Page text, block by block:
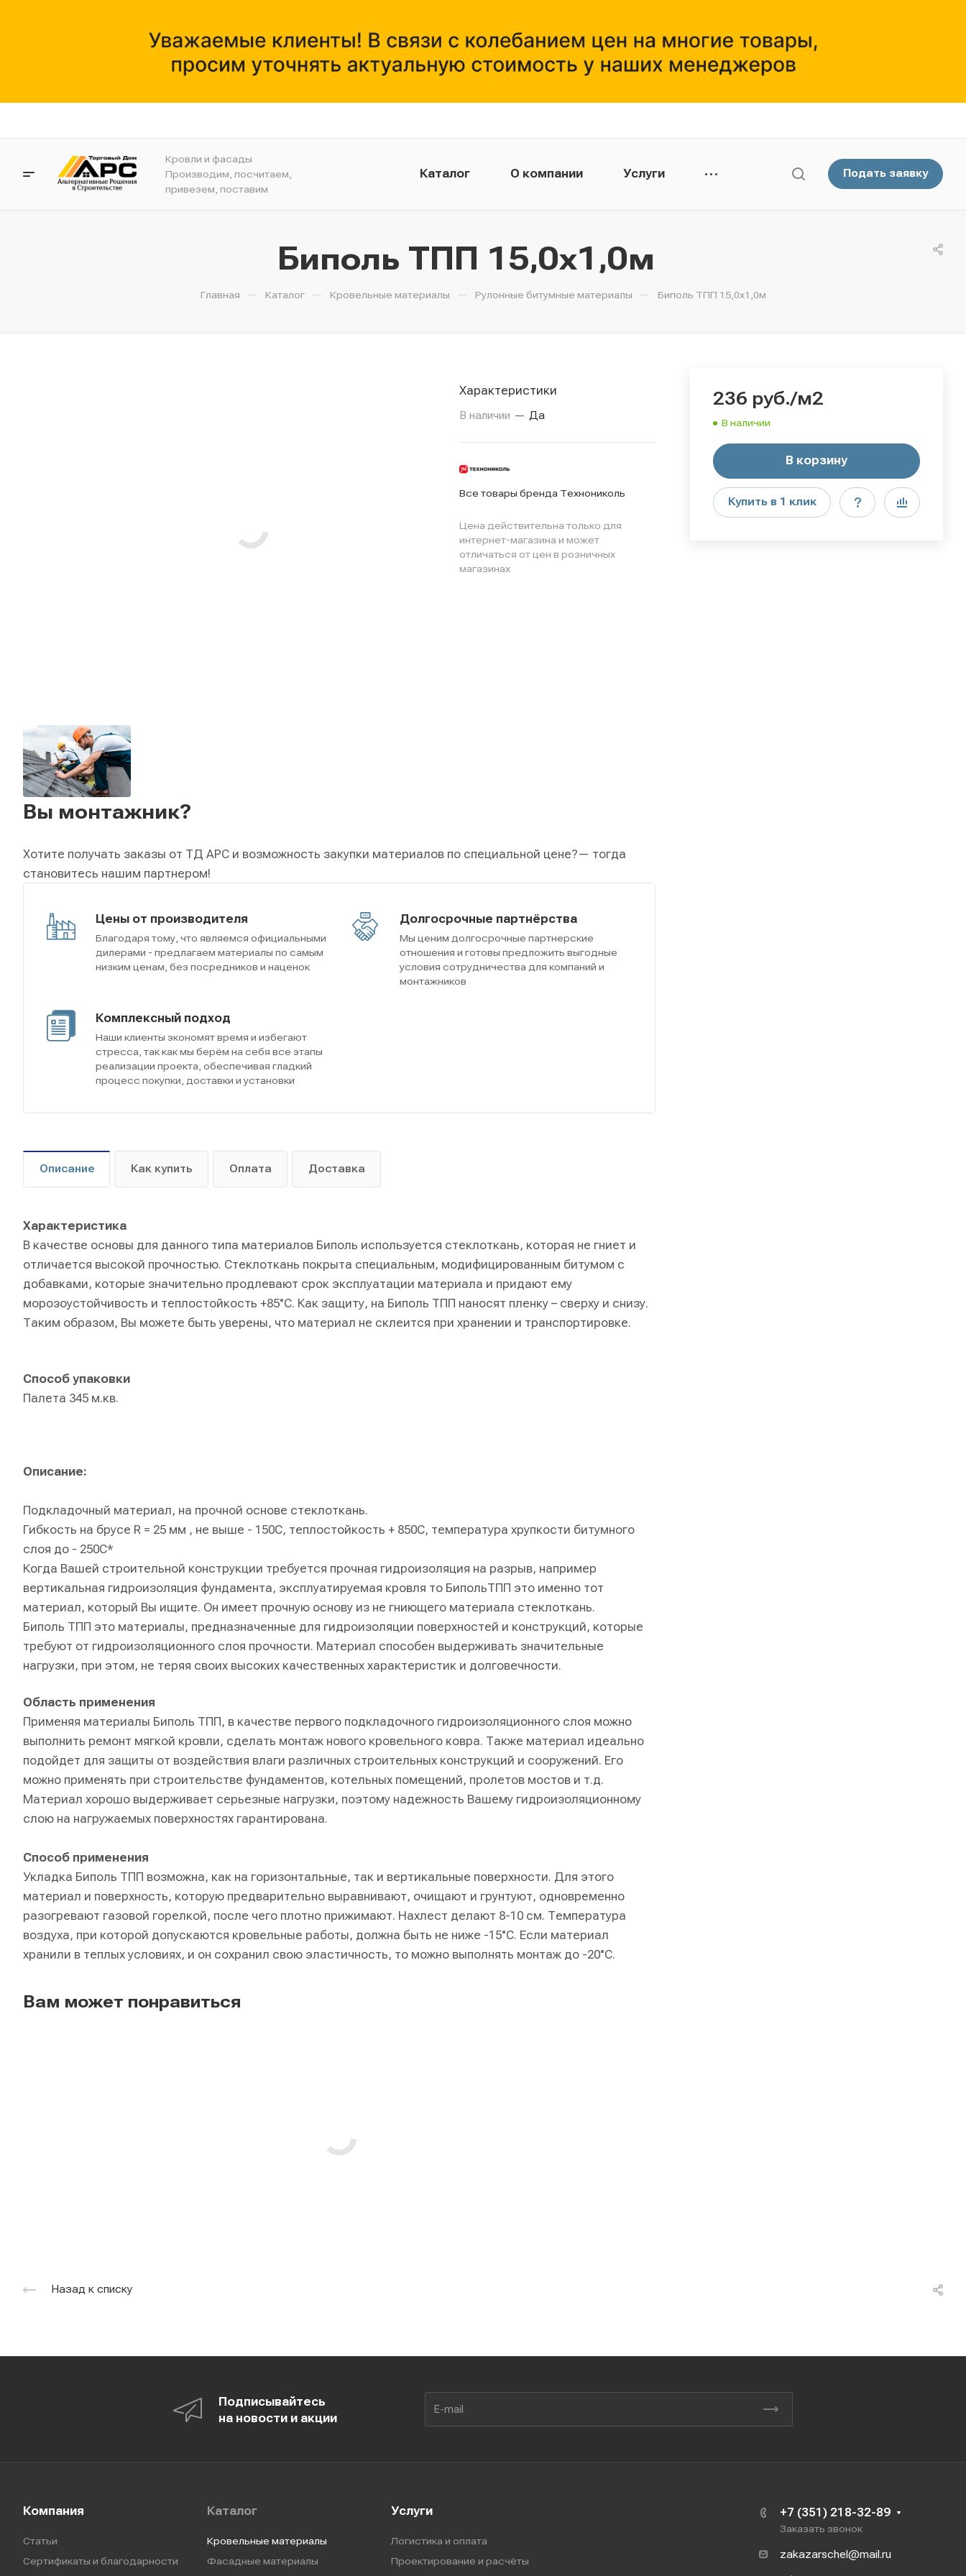
Кровли и фасады
Производим, посчитаем,
привезем, поставим
Каталог О компании Услуги Подать заявку
Биполь ТПП 15,0х1,0м
Главная — Каталог — Кровельные материалы — Рулонные битумные материалы — Биполь ТПП 15,0х1,0м
236 руб./м2
В наличии
В корзину
Купить в 1 клик
Характеристики
В наличии — Да
Все товары бренда Технониколь
Цена действительна только для
интернет-магазина и может
отличаться от цен в розничных
магазинах
Вы монтажник?
Хотите получать заказы от ТД АРС и возможность закупки материалов по специальной цене?— тогда
становитесь нашим партнером!
Цены от производителя
Благодаря тому, что являемся официальными
дилерами - предлагаем материалы по самым
низким ценам, без посредников и наценок
Долгосрочные партнёрства
Мы ценим долгосрочные партнерские
отношения и готовы предложить выгодные
условия сотрудничества для компаний и
монтажников
Комплексный подход
Наши клиенты экономят время и избегают
стресса, так как мы берём на себя все этапы
реализации проекта, обеспечивая гладкий
процесс покупки, доставки и установки
Описание Как купить Оплата Доставка
Характеристика
В качестве основы для данного типа материалов Биполь используется стеклоткань, которая не гниет и
отличается высокой прочностью. Стеклоткань покрыта специальным, модифицированным битумом с
добавками, которые значительно продлевают срок эксплуатации материала и придают ему
морозоустойчивость и теплостойкость +85°C. Как защиту, на Биполь ТПП наносят пленку – сверху и снизу.
Таким образом, Вы можете быть уверены, что материал не склеится при хранении и транспортировке.
Способ упаковки
Палета 345 м.кв.
Описание:
Подкладочный материал, на прочной основе стеклоткань.
Гибкость на брусе R = 25 мм , не выше - 150C, теплостойкость + 850C, температура хрупкости битумного
слоя до - 250C*
Когда Вашей строительной конструкции требуется прочная гидроизоляция на разрыв, например
вертикальная гидроизоляция фундамента, эксплуатируемая кровля то БипольТПП это именно тот
материал, который Вы ищите. Он имеет прочную основу из не гниющего материала стеклоткань.
Биполь ТПП это материалы, предназначенные для гидроизоляции поверхностей и конструкций, которые
требуют от гидроизоляционного слоя прочности. Материал способен выдерживать значительные
нагрузки, при этом, не теряя своих высоких качественных характеристик и долговечности.
Область применения
Применяя материалы Биполь ТПП, в качестве первого подкладочного гидроизоляционного слоя можно
выполнить ремонт мягкой кровли, сделать монтаж нового кровельного ковра. Также материал идеально
подойдет для защиты от воздействия влаги различных строительных конструкций и сооружений. Его
можно применять при строительстве фундаментов, котельных помещений, пролетов мостов и т.д.
Материал хорошо выдерживает серьезные нагрузки, поэтому надежность Вашему гидроизоляционному
слою на нагружаемых поверхностях гарантирована.
Способ применения
Укладка Биполь ТПП возможна, как на горизонтальные, так и вертикальные поверхности. Для этого
материал и поверхность, которую предварительно выравнивают, очищают и грунтуют, одновременно
разогревают газовой горелкой, после чего плотно прижимают. Нахлест делают 8-10 см. Температура
воздуха, при которой допускаются кровельные работы, должна быть не ниже -15°C. Если материал
хранили в теплых условиях, и он сохранил свою эластичность, то можно выполнять монтаж до -20°C.
Вам может понравиться
Назад к списку
Подписывайтесь
на новости и акции
Компания
Статьи
Сертификаты и благодарности
Каталог
Кровельные материалы
Фасадные материалы
Услуги
Логистика и оплата
Проектирование и расчёты
+7 (351) 218-32-89
Заказать звонок
zakazarschel@mail.ru